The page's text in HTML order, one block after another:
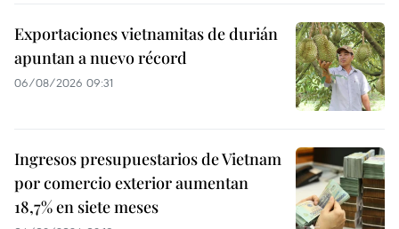
Exportaciones vietnamitas de durián
apuntan a nuevo récord
06/08/2026 09:31
Ingresos presupuestarios de Vietnam
por comercio exterior aumentan
18,7% en siete meses